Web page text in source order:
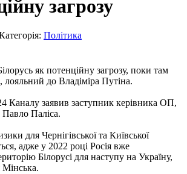
загрозу
Політика
як потенційну загрозу, поки там
лояльний до Владіміра Путіна.
Каналу заявив заступник керівника ОП,
Паліса.
для Чернігівської та Київської
адже у 2022 році Росія вже
Білорусі для наступу на Україну,